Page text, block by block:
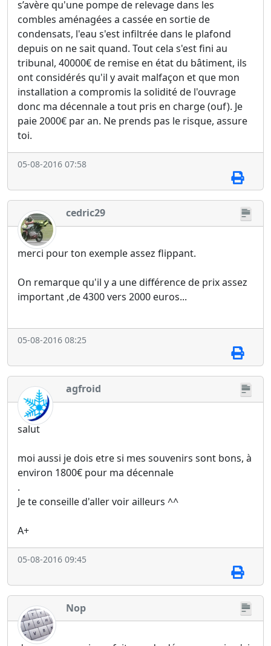
s’avère qu'une pompe de relevage dans les
combles aménagées a cassée en sortie de
condensats, l'eau s'est infiltrée dans le plafond
depuis on ne sait quand. Tout cela s'est fini au
tribunal, 40000€ de remise en état du bâtiment, ils
ont considérés qu'il y avait malfaçon et que mon
installation a compromis la solidité de l'ouvrage
donc ma décennale a tout pris en charge (ouf). Je
paie 2000€ par an. Ne prends pas le risque, assure
toi.
05-08-2016 07:58
cedric29
merci pour ton exemple assez flippant.
On remarque qu'il y a une différence de prix assez
important ,de 4300 vers 2000 euros...
05-08-2016 08:25
agfroid
salut
moi aussi je dois etre si mes souvenirs sont bons, à
environ 1800€ pour ma décennale
.
Je te conseille d'aller voir ailleurs ^^
A+
05-08-2016 09:45
Nop